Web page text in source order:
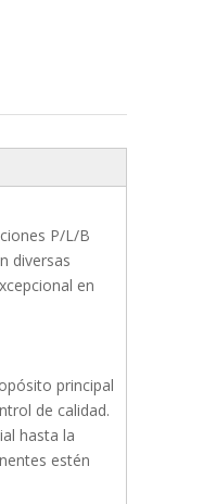
P/L/B
diversas
en
principal
de calidad.
hasta la
estén